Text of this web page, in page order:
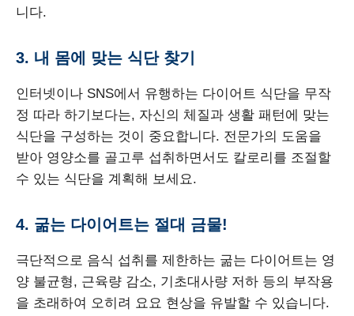
니다.
3. 내 몸에 맞는 식단 찾기
인터넷이나 SNS에서 유행하는 다이어트 식단을 무작
정 따라 하기보다는, 자신의 체질과 생활 패턴에 맞는
식단을 구성하는 것이 중요합니다. 전문가의 도움을
받아 영양소를 골고루 섭취하면서도 칼로리를 조절할
수 있는 식단을 계획해 보세요.
4. 굶는 다이어트는 절대 금물!
극단적으로 음식 섭취를 제한하는 굶는 다이어트는 영
양 불균형, 근육량 감소, 기초대사량 저하 등의 부작용
을 초래하여 오히려 요요 현상을 유발할 수 있습니다.